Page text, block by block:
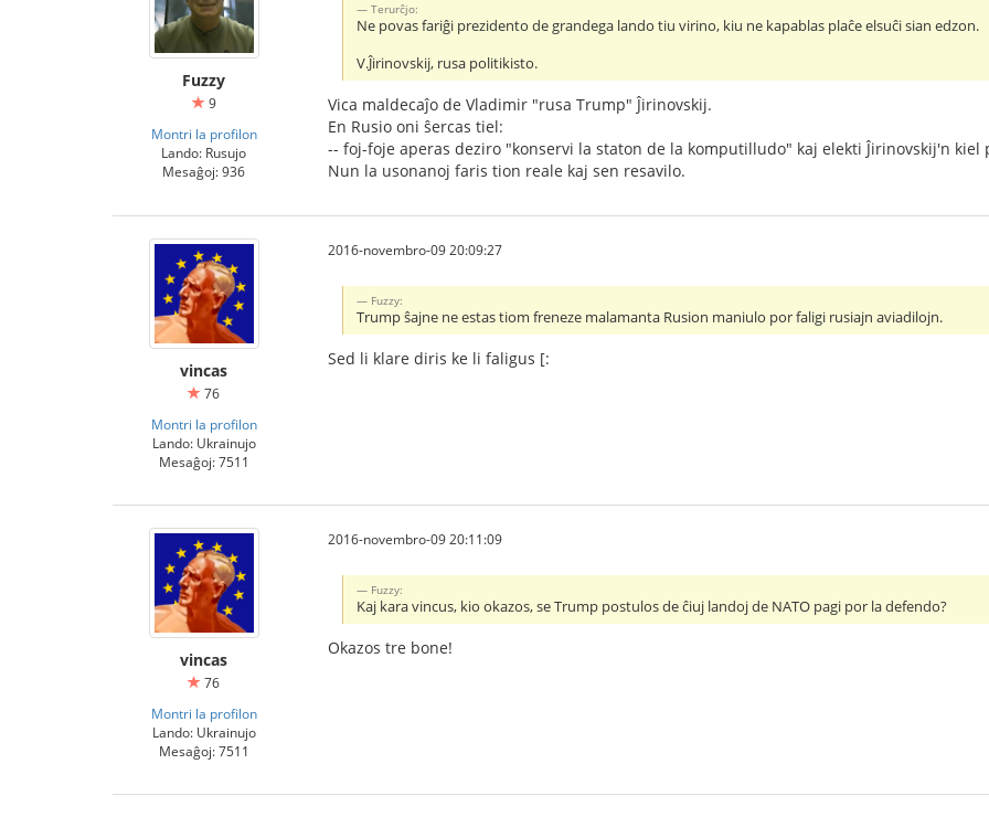
Fuzzy
9
Montri la profilon
Lando: Rusujo
Mesaĝoj: 936
Тerurĉjo:
Ne povas fariĝi prezidento de grandega lando tiu virino, kiu ne kapablas plaĉe elsuĉi sian edzon.
V.Ĵirinovskij, rusa politikisto.
Vica maldecaĵo de Vladimir "rusa Trump" Ĵirinovskij.
En Rusio oni ŝercas tiel:
-- foj-foje aperas deziro "konservi la staton de la komputilludo" kaj elekti Ĵirinovskij'n kiel
Nun la usonanoj faris tion reale kaj sen resavilo.
vincas
76
Montri la profilon
Lando: Ukrainujo
Mesaĝoj: 7511
2016-novembro-09 20:09:27
Fuzzy:
Trump ŝajne ne estas tiom freneze malamanta Rusion maniulo por faligi rusiajn aviadilojn.
Sed li klare diris ke li faligus [:
vincas
76
Montri la profilon
Lando: Ukrainujo
Mesaĝoj: 7511
2016-novembro-09 20:11:09
Fuzzy:
Kaj kara vincus, kio okazos, se Trump postulos de ĉiuj landoj de NATO pagi por la defendo?
Okazos tre bone!